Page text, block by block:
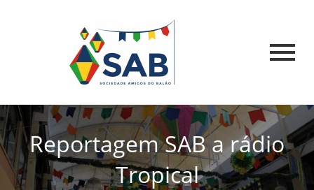
Reportagem SAB a rádio
Tropical